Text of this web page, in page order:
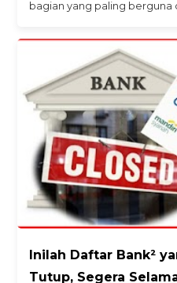
bagian yang paling berguna
Inilah Daftar Bank²
Tutup, Segera